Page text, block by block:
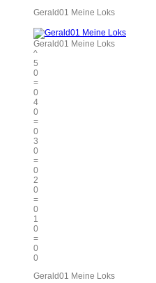
Gerald01 Meine Loks
Gerald01 Meine Loks
^
5
0
=
0
4
0
=
0
3
0
=
0
2
0
=
0
1
0
=
0
0
Gerald01 Meine Loks